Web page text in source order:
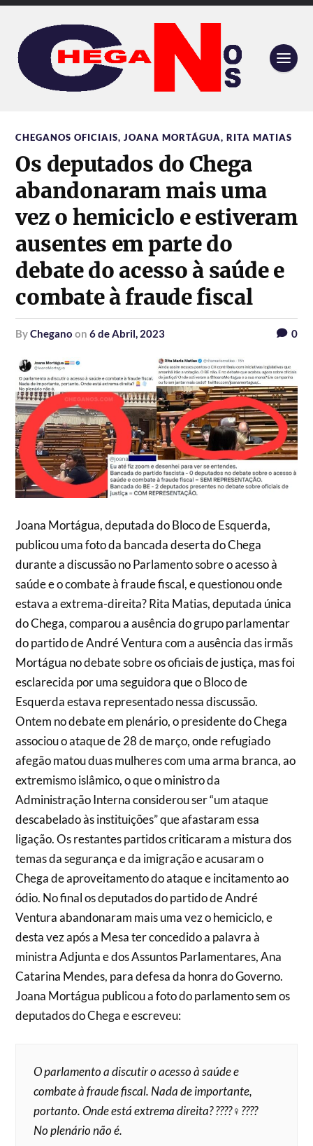
CHEGANOS OFICIAIS,JOANA MORTÁGUA,RITA MATIAS
Os deputados do Chega
abandonaram mais uma
vez o hemiciclo e estiveram
ausentes em parte do
debate do acesso à saúde e
combate à fraude fiscal
byChegano on6 de Abril, 2023 0
Joana Mortágua, deputada do Bloco de Esquerda,
publicou uma foto da bancada deserta do Chega
durante a discussão no Parlamento sobre o acesso à
saúde e o combate à fraude fiscal, e questionou onde
estava a extrema-direita? Rita Matias, deputada única
do Chega, comparou a ausência do grupo parlamentar
do partido de André Ventura com a ausência das irmãs
Mortágua no debate sobre os oficiais de justiça, mas foi
esclarecida por uma seguidora que o Bloco de
Esquerda estava representado nessa discussão.
Ontem no debate em plenário, o presidente do Chega
associou o ataque de 28 de março, onde refugiado
afegão matou duas mulheres com uma arma branca, ao
extremismo islâmico, o que o ministro da
Administração Interna considerou ser “um ataque
descabelado às instituições” que afastaram essa
ligação. Os restantes partidos criticaram a mistura dos
temas da segurança e da imigração e acusaram o
Chega de aproveitamento do ataque e incitamento ao
ódio. No final os deputados do partido de André
Ventura abandonaram mais uma vez o hemiciclo, e
desta vez após a Mesa ter concedido a palavra à
ministra Adjunta e dos Assuntos Parlamentares, Ana
Catarina Mendes, para defesa da honra do Governo.
Joana Mortágua publicou a foto do parlamento sem os
deputados do Chega e escreveu:
O parlamento a discutir o acesso à saúde e
combate à fraude fiscal. Nada de importante,
portanto. Onde está extrema direita? ????‍♀️????
No plenário não é.